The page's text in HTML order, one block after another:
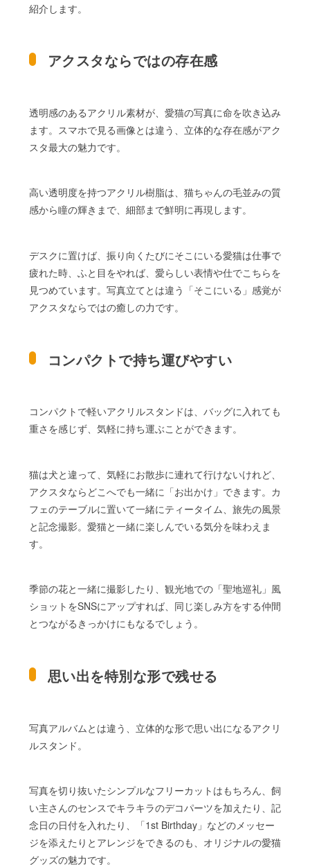
紹介します。
アクスタならではの存在感
透明感のあるアクリル素材が、愛猫の写真に命を吹き込み
ます。スマホで見る画像とは違う、立体的な存在感がアク
スタ最大の魅力です。
高い透明度を持つアクリル樹脂は、猫ちゃんの毛並みの質
感から瞳の輝きまで、細部まで鮮明に再現します。
デスクに置けば、振り向くたびにそこにいる愛猫は仕事で
疲れた時、ふと目をやれば、愛らしい表情や仕でこちらを
見つめています。写真立てとは違う「そこにいる」感覚が
アクスタならではの癒しの力です。
コンパクトで持ち運びやすい
コンパクトで軽いアクリルスタンドは、バッグに入れても
重さを感じず、気軽に持ち運ぶことができます。
猫は犬と違って、気軽にお散歩に連れて行けないけれど、
アクスタならどこへでも一緒に「お出かけ」できます。カ
フェのテーブルに置いて一緒にティータイム、旅先の風景
と記念撮影。愛猫と一緒に楽しんでいる気分を味わえま
す。
季節の花と一緒に撮影したり、観光地での「聖地巡礼」風
ショットをSNSにアップすれば、同じ楽しみ方をする仲間
とつながるきっかけにもなるでしょう。
思い出を特別な形で残せる
写真アルバムとは違う、立体的な形で思い出になるアクリ
ルスタンド。
写真を切り抜いたシンプルなフリーカットはもちろん、飼
い主さんのセンスでキラキラのデコパーツを加えたり、記
念日の日付を入れたり、「1st Birthday」などのメッセー
ジを添えたりとアレンジをできるのも、オリジナルの愛猫
グッズの魅力です。